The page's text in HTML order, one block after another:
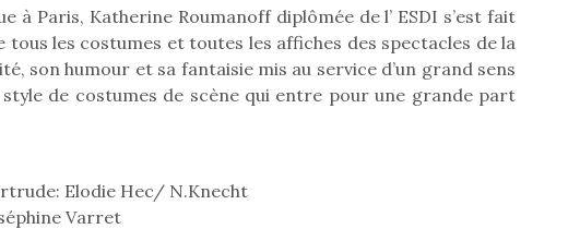
à Paris, Katherine Roumanoff diplômée de l’ ESDI s’est fait
tous les costumes et toutes les affiches des spectacles de la
son humour et sa fantaisie mis au service d’un grand sens
de costumes de scène qui entre pour une grande part
Elodie Hec/ N.Knecht
Varret